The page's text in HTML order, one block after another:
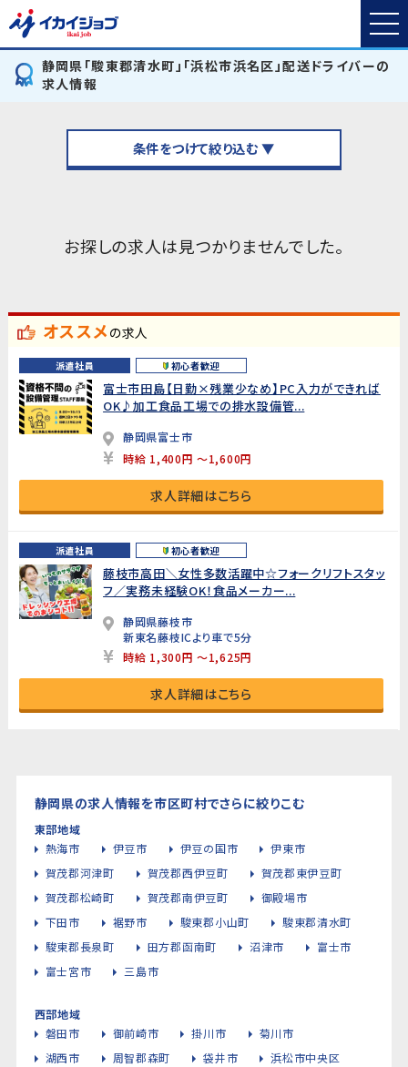
静岡県「駿東郡清水町」「浜松市浜名区」配送ドライバーの
求人情報
条件をつけて絞り込む ▼
お探しの求人は見つかりませんでした。
オススメの求人
派遣社員 初心者歓迎
富士市田島【日勤×残業少なめ】PC入力ができれば
OK♪加工食品工場での排水設備管...
静岡県富士市
時給 1,400円 ～1,600円
求人詳細はこちら
派遣社員 初心者歓迎
藤枝市高田＼女性多数活躍中☆フォークリフトスタッ
フ／実務未経験OK！食品メーカー...
静岡県藤枝市
新東名藤枝ICより車で5分
時給 1,300円 ～1,625円
求人詳細はこちら
静岡県の求人情報を市区町村でさらに絞りこむ
東部地域
熱海市
伊豆市 伊豆の国市
伊東市
賀茂郡河津町
賀茂郡西伊豆町
賀茂郡東伊豆町
賀茂郡松崎町
賀茂郡南伊豆町
御殿場市
下田市
裾野市 駿東郡小山町
駿東郡清水町
駿東郡長泉町
田方郡函南町 沼津市
富士市
富士宮市
三島市
西部地域
磐田市
御前崎市 掛川市
菊川市
湖西市
周智郡森町 袋井市
浜松市中央区